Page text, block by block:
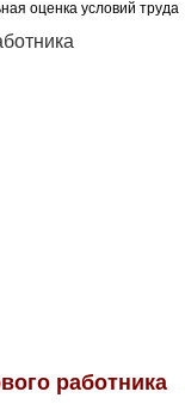
оценка условий труда
работника